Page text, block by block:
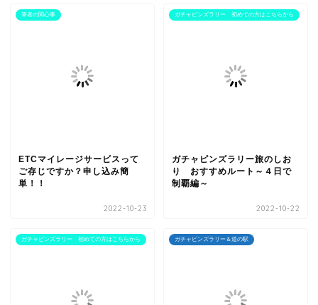
筆者の関心事
ETCマイレージサービスって
ご存じですか？申し込み簡
単！！
2022-10-23
ガチャピンズラリー 初めての方はこちらから
ガチャピンズラリー旅のしお
り おすすめルート～４日で
制覇編～
2022-10-22
ガチャピンズラリー 初めての方はこちらから ガチャピンズラリー＆道の駅